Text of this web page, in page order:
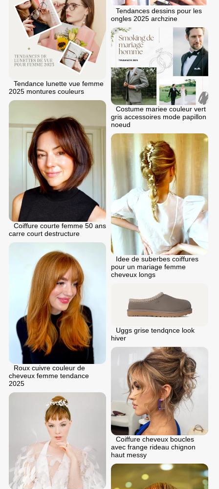
Tendances dessins pour les
ongles 2025 archzine
Tendance lunette vue femme
2025 montures couleurs
Costume mariee couleur vert
gris accessoires mode papillon
noeud
Coiffure courte femme 50 ans
carre court destructure
Idee de suberbes coiffures
pour un mariage femme
cheveux longs
Roux cuivre couleur de
cheveux femme tendance
2025
Uggs grise tendqnce look
hiver
Coiffure cheveux boucles
avec frange rideau chignon
haut messy